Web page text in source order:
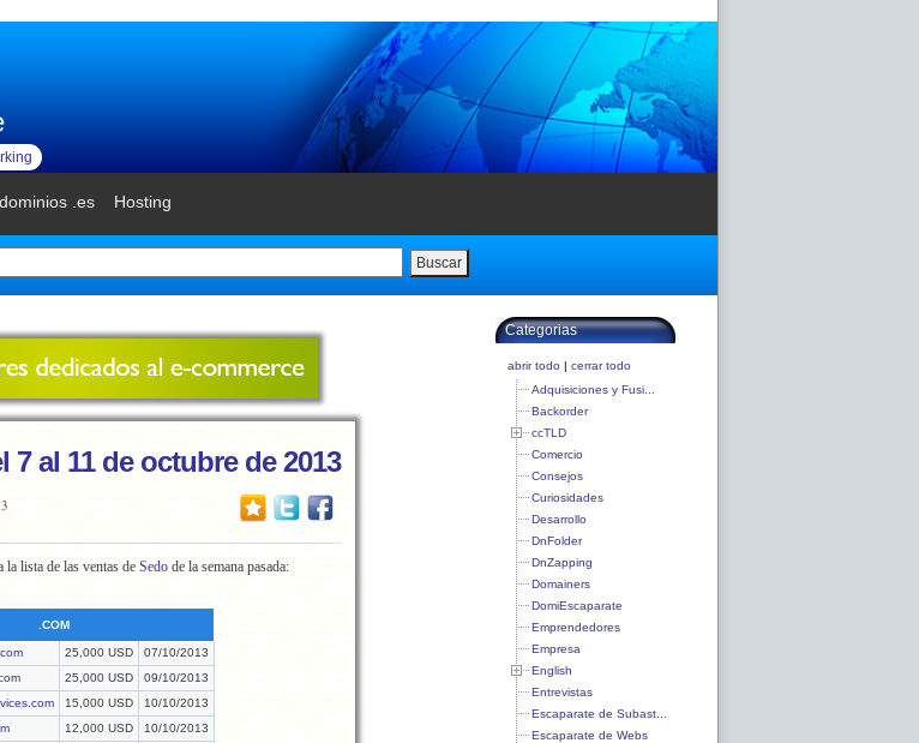
.es Hosting
Buscar
7 al 11 de octubre de 2013
lista de las ventas de Sedo de la semana pasada:
.COM
25,000 USD
07/10/2013
25,000 USD
09/10/2013
15,000 USD
10/10/2013
12,000 USD
10/10/2013
Categorias
abrir todo | cerrar todo
Adquisiciones y Fusi...
Backorder
ccTLD
Comercio
Consejos
Curiosidades
Desarrollo
DnFolder
DnZapping
Domainers
DomiEscaparate
Emprendedores
Empresa
English
Entrevistas
Escaparate de Subast...
Escaparate de Webs